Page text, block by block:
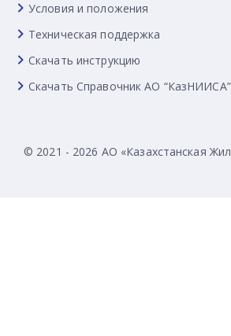
Условия и положения
Техническая поддержка
Скачать инструкцию
Скачать Справочник АО “КазНИИСА”
© 2021 - 2026 АО «Казахстанская